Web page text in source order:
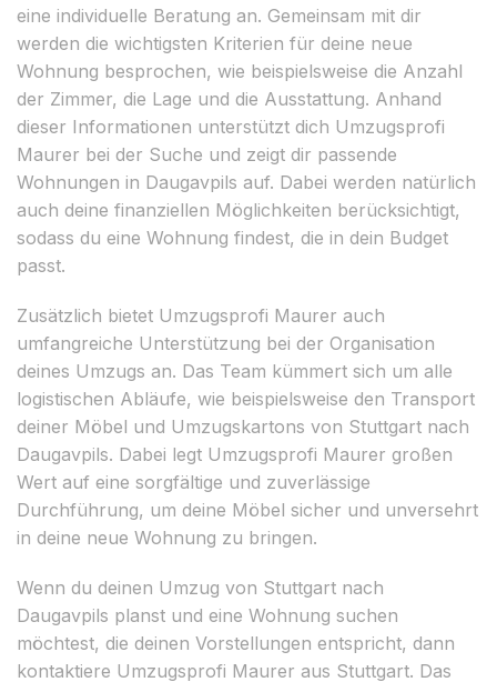
eine individuelle Beratung an. Gemeinsam mit dir
werden die wichtigsten Kriterien für deine neue
Wohnung besprochen, wie beispielsweise die Anzahl
der Zimmer, die Lage und die Ausstattung. Anhand
dieser Informationen unterstützt dich Umzugsprofi
Maurer bei der Suche und zeigt dir passende
Wohnungen in Daugavpils auf. Dabei werden natürlich
auch deine finanziellen Möglichkeiten berücksichtigt,
sodass du eine Wohnung findest, die in dein Budget
passt.
Zusätzlich bietet Umzugsprofi Maurer auch
umfangreiche Unterstützung bei der Organisation
deines Umzugs an. Das Team kümmert sich um alle
logistischen Abläufe, wie beispielsweise den Transport
deiner Möbel und Umzugskartons von Stuttgart nach
Daugavpils. Dabei legt Umzugsprofi Maurer großen
Wert auf eine sorgfältige und zuverlässige
Durchführung, um deine Möbel sicher und unversehrt
in deine neue Wohnung zu bringen.
Wenn du deinen Umzug von Stuttgart nach
Daugavpils planst und eine Wohnung suchen
möchtest, die deinen Vorstellungen entspricht, dann
kontaktiere Umzugsprofi Maurer aus Stuttgart. Das